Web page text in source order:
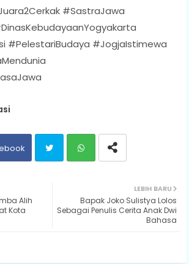
#SastraJawa
#PelestariBudaya #JogjaIstimewa
ats
LEBIH BARU
Bapak Joko Sulistya Lolos
Sebagai Penulis Cerita Anak Dwi
Bahasa
Alih
Kota